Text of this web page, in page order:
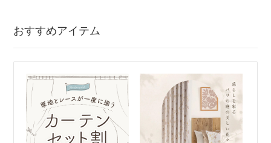
おすすめアイテム